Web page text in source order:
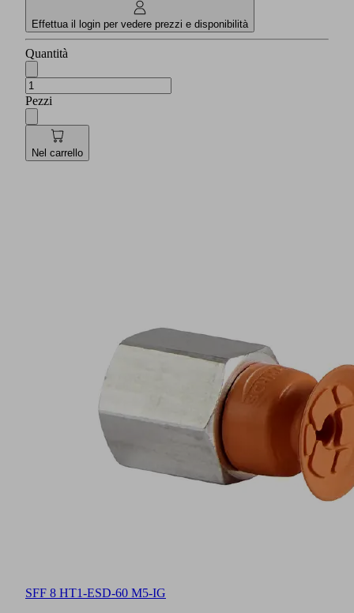
Effettua il login per vedere prezzi e disponibilità
Quantità
Pezzi
Nel carrello
SFF 8 HT1-ESD-60 M5-IG